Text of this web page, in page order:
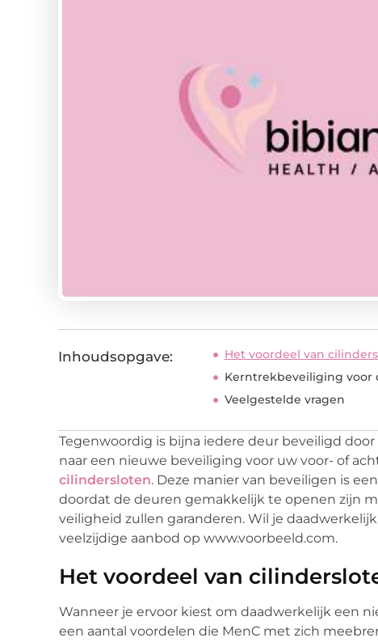
Inhoudsopgave:
Het voordeel van
Kerntrekbeveiliging voor
Veelgestelde vragen
Tegenwoordig is bijna iedere deur beveiligd
naar een nieuwe beveiliging voor uw voor- of
cilindersloten. Deze manier van beveiligen is
doordat de deuren gemakkelijk te openen zijn
veiligheid zullen garanderen. Wil je
veelzijdige aanbod op www.voorbeeld.com.
Het voordeel van
Wanneer je ervoor kiest om daadwerkelijk een
een aantal voordelen die MenC met zich